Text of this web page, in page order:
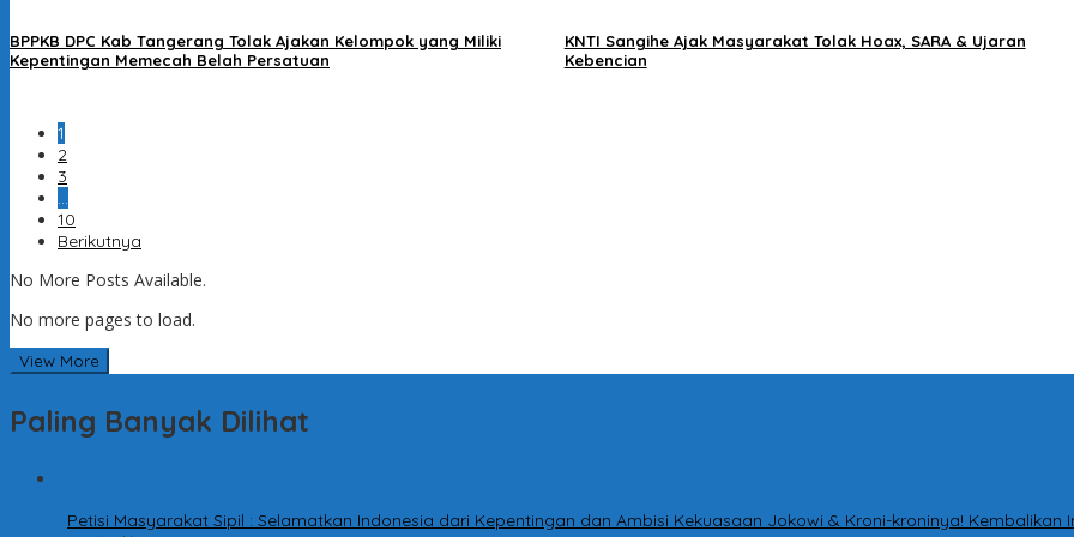
BPPKB DPC Kab Tangerang Tolak Ajakan Kelompok yang Miliki
Kepentingan Memecah Belah Persatuan
KNTI Sangihe Ajak Masyarakat Tolak Hoax, SARA & Ujaran
Kebencian
1
2
3
…
10
Berikutnya
No More Posts Available.
No more pages to load.
View More
Paling Banyak Dilihat
Petisi Masyarakat Sipil : Selamatkan Indonesia dari Kepentingan dan Ambisi Kekuasaan Jokowi & Kroni-kroninya! Kembalikan